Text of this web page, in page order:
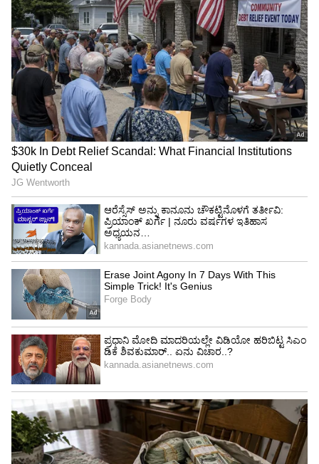
ಅಡ್ಡಮತದಾನ ಮಾಡಿದವರಿಗೆ ನಾಚಿಕೆ ಆಗಬೇಕು:
ಸೋಮಣ್ಣ
ತುಮಕೂರು: ರಾಜ್ಯದಲ್ಲಿ ಅಡ್ಡ ಮತದಾನ ಆಗಿರುವ ವಿಚಾರದ
ಬಗ್ಗೆ ನನಗೆ ಪೂರ್ಣ ಮಾಹಿತಿ ಇಲ್ಲ ಎಂದು ಕೇಂದ್ರ ಸಚಿವ
ವಿ.‌ಸೋಮಣ್ಣ ತಿಳಿಸಿದ್ದಾರೆ. ತುಮಕೂರಿನಲ್ಲಿ
ಸುದ್ದಿಗಾರರೊಂದಿಗೆ ಮಾತನಾಡಿ, ಈ ಸಂಬಂಧ ನಾನು ಯಾರ
ಜೊತೆಯೂ ಮಾತನಾಡಿಲ್ಲ. ರಾಷ್ಟ್ರಕ್ಕೆ ಬಿಜೆಪಿಯ ಕೊಡುಗೆ
ಬಹಳಷ್ಟಿರುವುದು ಇಡೀ ವಿಶ್ವಕ್ಕೆ ಗೊತ್ತು. ಕರ್ನಾಟಕದಲ್ಲಿ ಇದ್ದ
ನಮ್ಮ ಶಾಸಕರು ಈ ಪರಿಸ್ಥಿತಿ ಅರ್ಥ ಮಾಡಿಕೊಳ್ಳದೇ ಅಡ್ಡ
ಮತದಾನ ಮಾಡಿರುವುದು ಪಾಪದ ಕೆಲಸ. ಆ ಪಾಪದ
ಕೆಲಸವನ್ನು ನಾವ್ಯಾರು ನಿರೀಕ್ಷೆ ಮಾಡಿರಲಿಲ್ಲ. ಇದನ್ನು ವರಿಷ್ಠರು
ಗಮನಿಸುತ್ತಾರೆ. ನರೇಂದ್ರ ಮೋದಿ ನಾಯಕತ್ವವನ್ನು ಇಡೀ ವಿಶ್ವ
ಆನಂದ ಪಡುವಾಗ ಇಂತಹ ಒಂದು ಹೇಯ ತೀರ್ಮಾನದಿಂದ
ನಿಮಗೆ ನಾಚಿಕೆಯಾಗಬೇಕು ಎಂದರು.
ಪಕ್ಷ ತಾಯಿಯಿದ್ದಂತೆ. ಆ ತಾಯಿಯ ಗೌರವವನ್ನು
Trade Deal | Party Rounds